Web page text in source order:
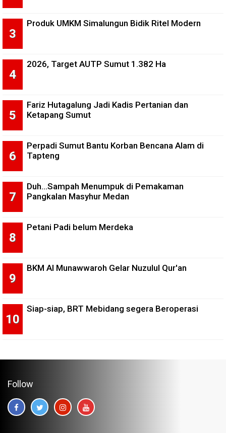
Produk UMKM Simalungun Bidik Ritel Modern
2026, Target AUTP Sumut 1.382 Ha
Fariz Hutagalung Jadi Kadis Pertanian dan
Ketapang Sumut
Perpadi Sumut Bantu Korban Bencana Alam di
Tapteng
Duh...Sampah Menumpuk di Pemakaman
Pangkalan Masyhur Medan
Petani Padi belum Merdeka
BKM Al Munawwaroh Gelar Nuzulul Qur'an
Siap-siap, BRT Mebidang segera Beroperasi
Follow